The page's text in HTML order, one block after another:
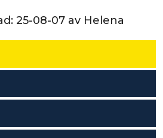
25-08-07 av Helena